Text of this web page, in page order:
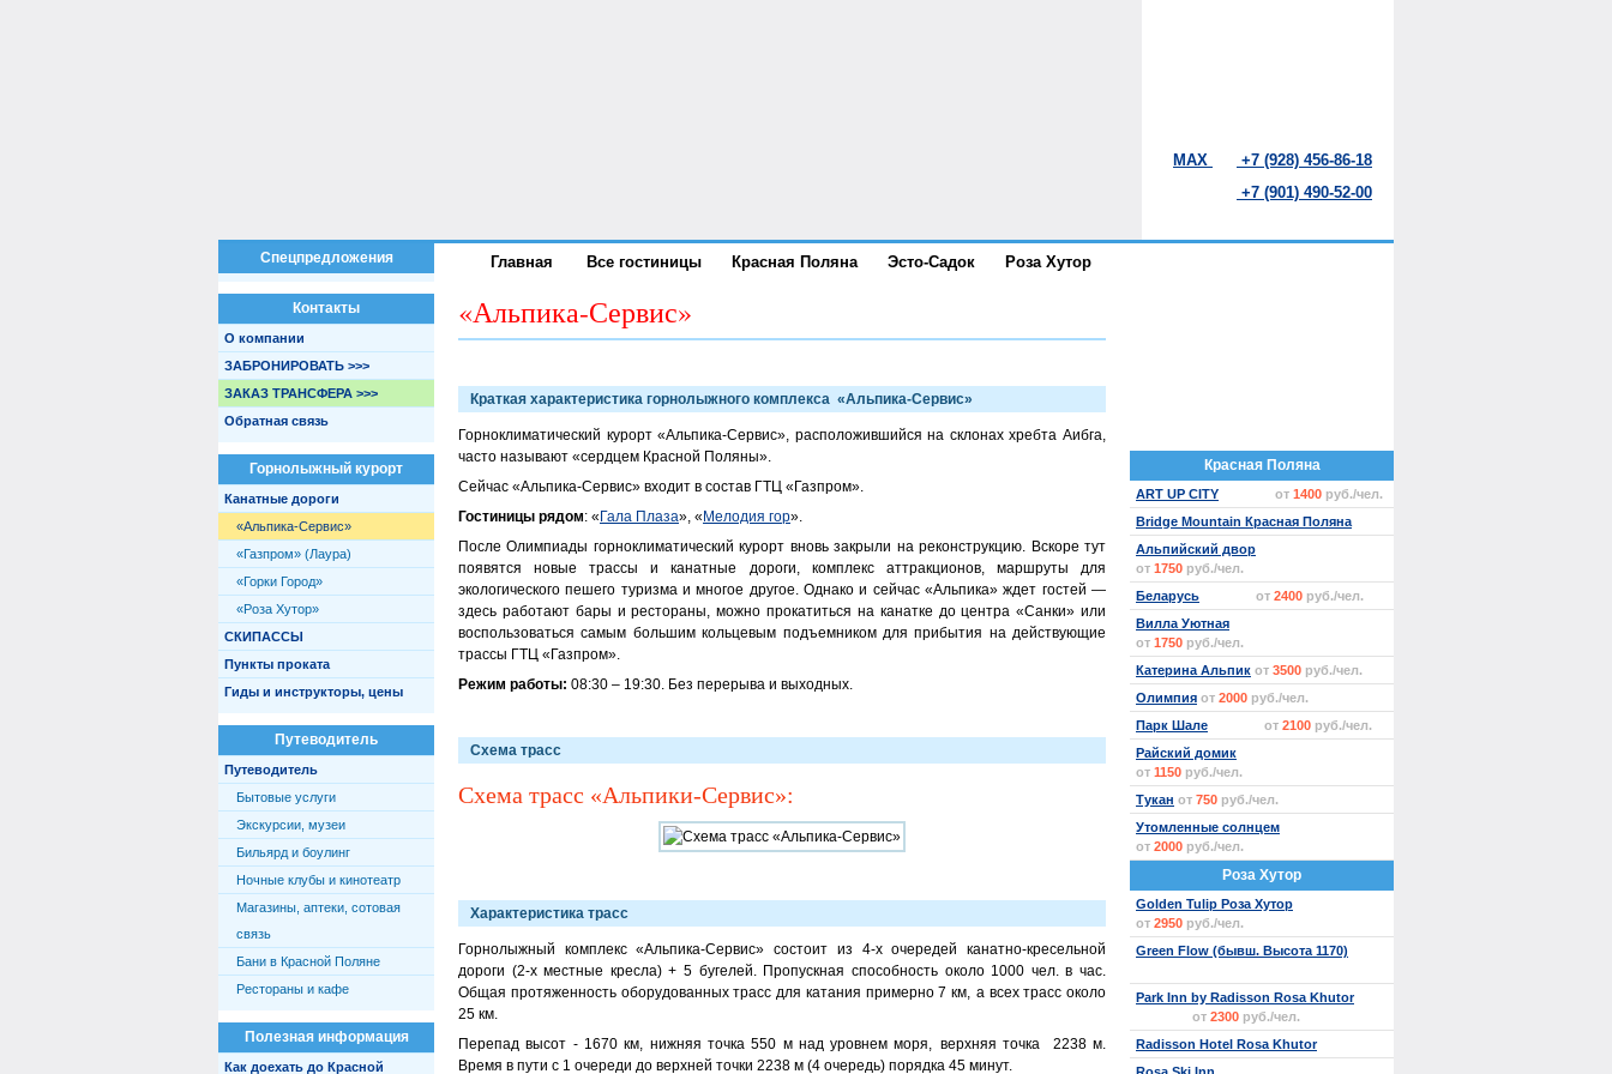
MAX
+7 (928) 456-86-18
+7 (901) 490-52-00
Главная Все гостиницы Красная Поляна Эсто-Садок Роза Хутор
Спецпредложения
Контакты
О компании
ЗАБРОНИРОВАТЬ >>>
ЗАКАЗ ТРАНСФЕРА >>>
Обратная связь
Горнолыжный курорт
Канатные дороги
«Альпика-Сервис»
«Газпром» (Лаура)
«Горки Город»
«Роза Хутор»
СКИПАССЫ
Пункты проката
Гиды и инструкторы, цены
Путеводитель
Путеводитель
Бытовые услуги
Экскурсии, музеи
Бильярд и боулинг
Ночные клубы и кинотеатр
Магазины, аптеки, сотовая
связь
Бани в Красной Поляне
Рестораны и кафе
Полезная информация
Как доехать до Красной
«Альпика-Сервис»
Краткая характеристика горнолыжного комплекса «Альпика-Сервис»
Горноклиматический курорт «Альпика-Сервис», расположившийся на склонах хребта Аибга,
часто называют «сердцем Красной Поляны».
Сейчас «Альпика-Сервис» входит в состав ГТЦ «Газпром».
Гостиницы рядом: « Гала Плаза», « Мелодия гор».
После Олимпиады горноклиматический курорт вновь закрыли на реконструкцию. Вскоре тут
появятся новые трассы и канатные дороги, комплекс аттракционов, маршруты для
экологического пешего туризма и многое другое. Однако и сейчас «Альпика» ждет гостей —
здесь работают бары и рестораны, можно прокатиться на канатке до центра «Санки» или
воспользоваться самым большим кольцевым подъемником для прибытия на действующие
трассы ГТЦ «Газпром».
Режим работы: 08:30 – 19:30. Без перерыва и выходных.
Схема трасс
Схема трасс «Альпики-Сервис»:
Характеристика трасс
Горнолыжный комплекс «Альпика-Сервис» состоит из 4-х очередей канатно-кресельной
дороги (2-х местные кресла) + 5 бугелей. Пропускная способность около 1000 чел. в час.
Общая протяженность оборудованных трасс для катания примерно 7 км, а всех трасс около
25 км.
Перепад высот - 1670 км, нижняя точка 550 м над уровнем моря, верхняя точка 2238 м.
Время в пути с 1 очереди до верхней точки 2238 м (4 очередь) порядка 45 минут.
Красная Поляна
ART UP CITY от 1400 руб./чел.
Bridge Mountain Красная Поляна
Альпийский двор
от 1750 руб./чел.
Беларусь
от 2400 руб./чел.
Вилла Уютная
от 1750 руб./чел.
Катерина Альпик от 3500 руб./чел.
Олимпия от 2000 руб./чел.
Парк Шале
от 2100 руб./чел.
Райский домик
от 1150 руб./чел.
Тукан от 750 руб./чел.
Утомленные солнцем
от 2000 руб./чел.
Роза Хутор
Golden Tulip Роза Хутор
от 2950 руб./чел.
Green Flow (бывш. Высота 1170)
Park Inn by Radisson Rosa Khutor
от 2300 руб./чел.
Radisson Hotel Rosa Khutor